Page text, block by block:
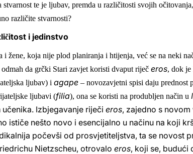
stvarnost te je ljubav, premda u različitosti svojih
različite stvarnosti?
čitost i jedinstvo
i žene, koja nije plod planiranja i htijenja, već se na neki
da grčki Stari zavjet koristi dvaput riječ eros, dok
ljubav) i agape – novozavjetni spisi daju prednost
ljubavi (filia), ona se koristi na produbljen način u
Izbjegavanje riječi eros, zajedno s
ističe nešto novo i esencijalno u načinu na koji
počevši od prosvjetiteljstva, ta se novost
Nietzscheu, otrovalo eros, koji se, budući